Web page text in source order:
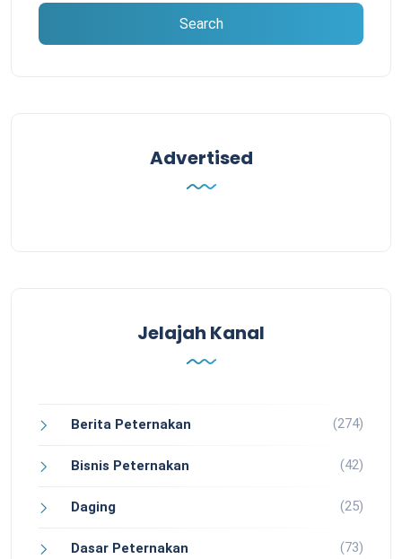
Advertised
Jelajah Kanal
Berita Peternakan (274)
Bisnis Peternakan (42)
Daging (25)
Dasar Peternakan (73)